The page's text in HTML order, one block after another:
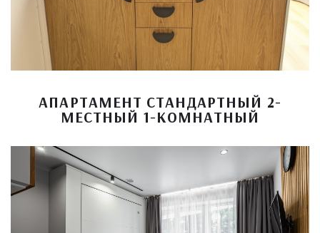
АПАРТАМЕНТ СТАНДАРТНЫЙ 2-
МЕСТНЫЙ 1-КОМНАТНЫЙ